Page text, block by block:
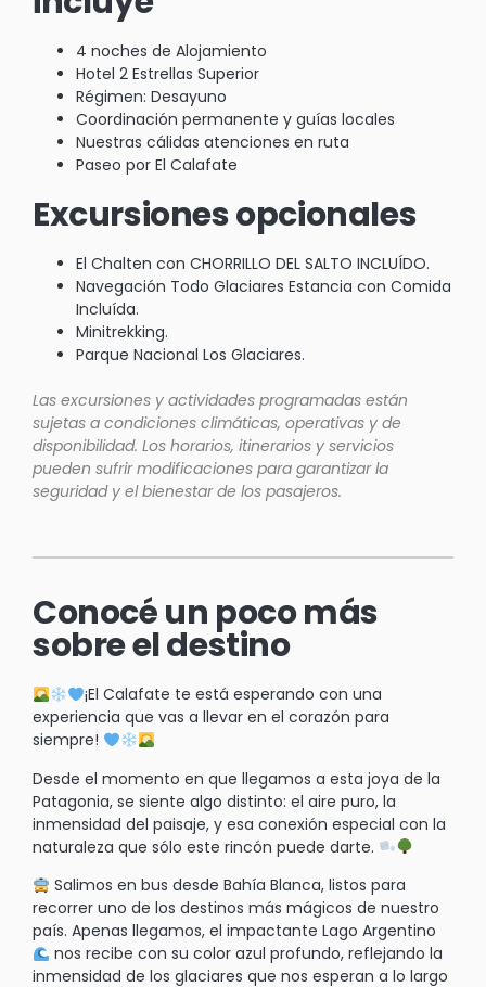
4 noches de Alojamiento
Hotel 2 Estrellas Superior
Régimen: Desayuno
Coordinación permanente y guías locales
Nuestras cálidas atenciones en ruta
Paseo por El Calafate
Excursiones opcionales
El Chalten con CHORRILLO DEL SALTO INCLUÍDO.
Navegación Todo Glaciares Estancia con Comida
Incluída.
Minitrekking.
Parque Nacional Los Glaciares.
Las excursiones y actividades programadas están
sujetas a condiciones climáticas, operativas y de
disponibilidad. Los horarios, itinerarios y servicios
pueden sufrir modificaciones para garantizar la
seguridad y el bienestar de los pasajeros.
Conocé un poco más
sobre el destino
¡El Calafate te está esperando con una
experiencia que vas a llevar en el corazón para
siempre!
Desde el momento en que llegamos a esta joya de la
Patagonia, se siente algo distinto: el aire puro, la
inmensidad del paisaje, y esa conexión especial con la
naturaleza que sólo este rincón puede darte.
Salimos en bus desde Bahía Blanca, listos para
recorrer uno de los destinos más mágicos de nuestro
país. Apenas llegamos, el impactante Lago Argentino
nos recibe con su color azul profundo, reflejando la
inmensidad de los glaciares que nos esperan a lo largo